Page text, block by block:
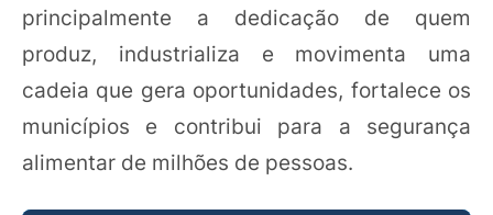
principalmente a dedicação de quem
produz, industrializa e movimenta uma
cadeia que gera oportunidades, fortalece os
municípios e contribui para a segurança
alimentar de milhões de pessoas.